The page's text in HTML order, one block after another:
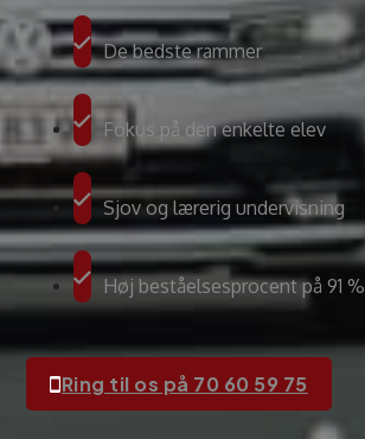
De bedste rammer
Fokus på den enkelte elev
Sjov og lærerig undervisning
Høj beståelsesprocent på 91 %
Ring til os på 70 60 59 75